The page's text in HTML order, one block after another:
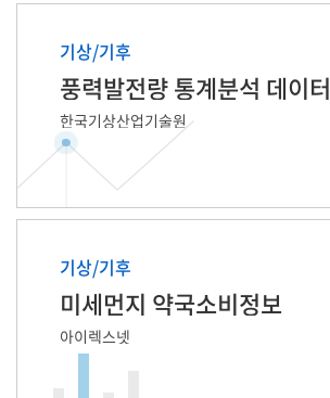
기상/기후
풍력발전량 통계분석 데이터
한국기상산업기술원
기상/기후
미세먼지 약국소비정보
아이렉스넷